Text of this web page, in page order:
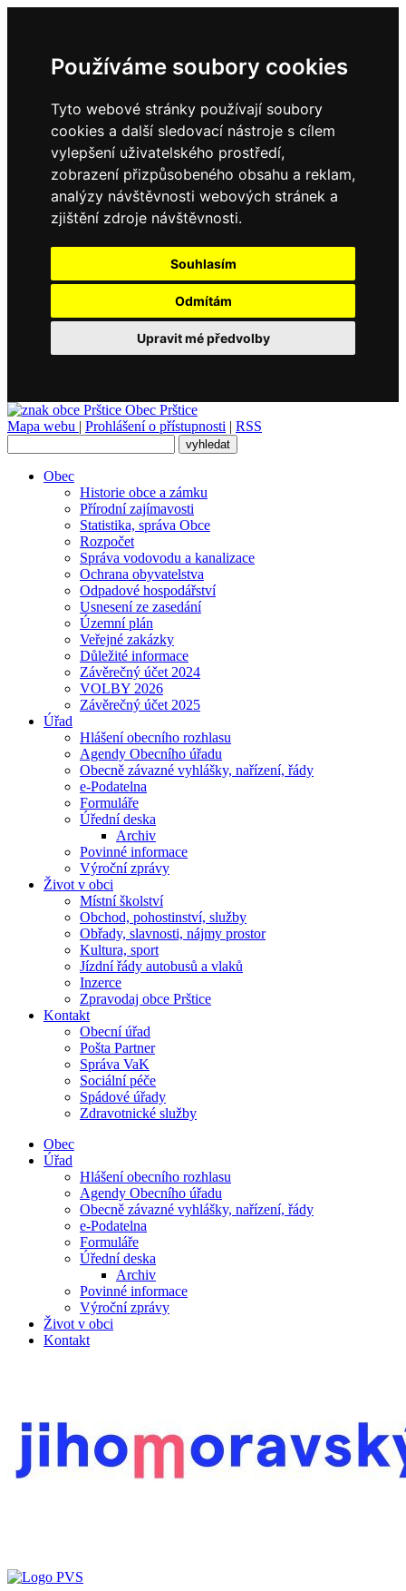
Používáme soubory cookies
Tyto webové stránky používají soubory
cookies a další sledovací nástroje s cílem
vylepšení uživatelského prostředí,
zobrazení přizpůsobeného obsahu a reklam,
analýzy návštěvnosti webových stránek a
zjištění zdroje návštěvnosti.
Souhlasím
Odmítám
Upravit mé předvolby
Obec Prštice
Mapa webu | Prohlášení o přístupnosti | RSS
Obec
Historie obce a zámku
Přírodní zajímavosti
Statistika, správa Obce
Rozpočet
Správa vodovodu a kanalizace
Ochrana obyvatelstva
Odpadové hospodářství
Usnesení ze zasedání
Územní plán
Veřejné zakázky
Důležité informace
Závěrečný účet 2024
VOLBY 2026
Závěrečný účet 2025
Úřad
Hlášení obecního rozhlasu
Agendy Obecního úřadu
Obecně závazné vyhlášky, nařízení, řády
e-Podatelna
Formuláře
Úřední deska
Archiv
Povinné informace
Výroční zprávy
Život v obci
Místní školství
Obchod, pohostinství, služby
Obřady, slavnosti, nájmy prostor
Kultura, sport
Jízdní řády autobusů a vlaků
Inzerce
Zpravodaj obce Prštice
Kontakt
Obecní úřad
Pošta Partner
Správa VaK
Sociální péče
Spádové úřady
Zdravotnické služby
Obec
Úřad
Hlášení obecního rozhlasu
Agendy Obecního úřadu
Obecně závazné vyhlášky, nařízení, řády
e-Podatelna
Formuláře
Úřední deska
Archiv
Povinné informace
Výroční zprávy
Život v obci
Kontakt